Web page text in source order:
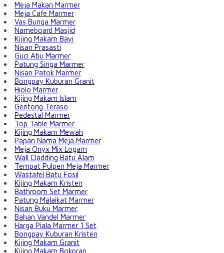
Meja Makan Marmer
Meja Cafe Marmer
Vas Bunga Marmer
Nameboard Masjid
Kijing Makam Bayi
Nisan Prasasti
Guci Abu Marmer
Patung Singa Marmer
Nisan Patok Marmer
Bongpay Kuburan Granit
Hiolo Marmer
Kijing Makam Islam
Gentong Teraso
Pedestal Marmer
Top Table Marmer
Kijing Makam Mewah
Papan Nama Meja Marmer
Meja Onyx Mix Logam
Wall Cladding Batu Alam
Tempat Pulpen Meja Marmer
Wastafel Batu Fosil
Kijing Makam Kristen
Bathroom Set Marmer
Patung Malaikat Marmer
Nisan Buku Marmer
Bahan Vandel Marmer
Harga Piala Marmer 1 Set
Bongpay Kuburan Kristen
Kijing Makam Granit
Kijing Makam Bokoran